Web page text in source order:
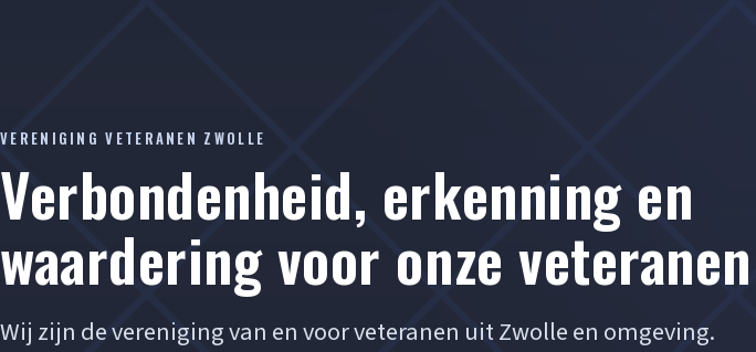
VERENIGING VETERANEN ZWOLLE
Verbondenheid, erkenning en
waardering voor onze veteranen
Wij zijn de vereniging van en voor veteranen uit Zwolle en omgeving.